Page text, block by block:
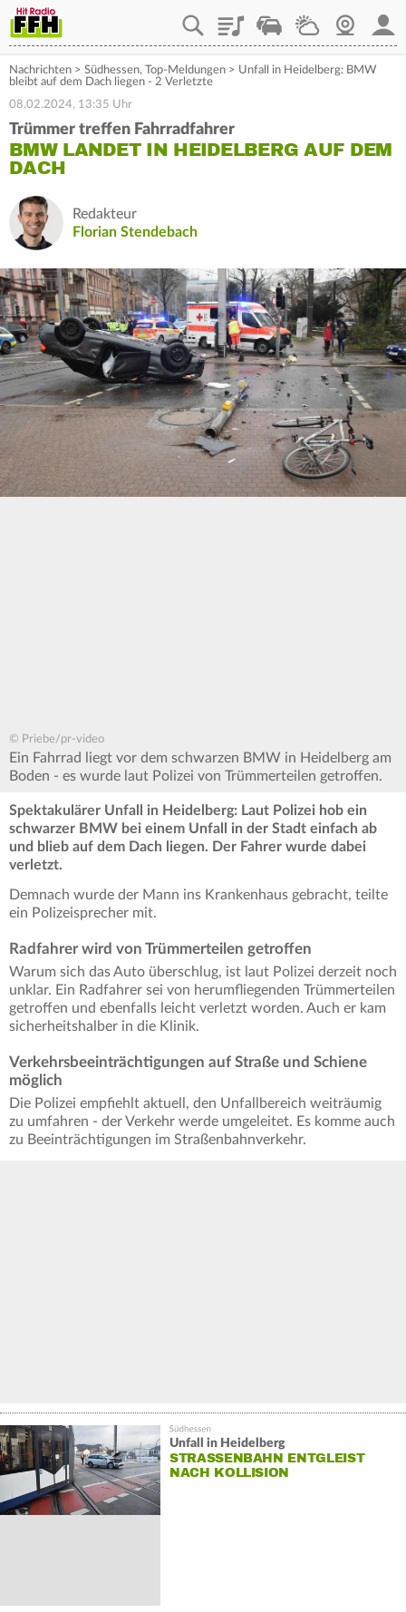
PlaylistStaupilotWetterWebcam
Nachrichten > Südhessen, Top-Meldungen > Unfall in Heidelberg: BMW
bleibt auf dem Dach liegen - 2 Verletzte
08.02.2024, 13:35 Uhr
Trümmer treffen Fahrradfahrer
BMW LANDET IN HEIDELBERG AUF DEM
DACH
Redakteur
Florian Stendebach
© Priebe/pr-video
Ein Fahrrad liegt vor dem schwarzen BMW in Heidelberg am
Boden - es wurde laut Polizei von Trümmerteilen getroffen.
Spektakulärer Unfall in Heidelberg: Laut Polizei hob ein
schwarzer BMW bei einem Unfall in der Stadt einfach ab
und blieb auf dem Dach liegen. Der Fahrer wurde dabei
verletzt.
Demnach wurde der Mann ins Krankenhaus gebracht, teilte
ein Polizeisprecher mit.
Radfahrer wird von Trümmerteilen getroffen
Warum sich das Auto überschlug, ist laut Polizei derzeit noch
unklar. Ein Radfahrer sei von herumfliegenden Trümmerteilen
getroffen und ebenfalls leicht verletzt worden. Auch er kam
sicherheitshalber in die Klinik.
Verkehrsbeeinträchtigungen auf Straße und Schiene
möglich
Die Polizei empfiehlt aktuell, den Unfallbereich weiträumig
zu umfahren - der Verkehr werde umgeleitet. Es komme auch
zu Beeinträchtigungen im Straßenbahnverkehr.
Unfall in Heidelberg
STRASSENBAHN ENTGLEIST N
ACH KOLLISION